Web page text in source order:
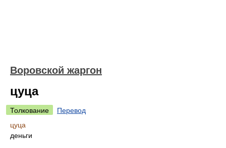
Воровской жаргон
цуца
Толкование
Перевод
цуца
деньги